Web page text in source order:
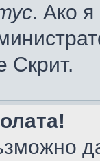
. Ако
Скрит.